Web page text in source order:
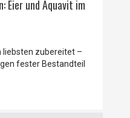
Eier und Aquavit im
liebsten zubereitet –
fester Bestandteil